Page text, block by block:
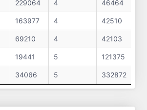
229064 4 46464
163977 4 42510
69210 4 42103
19441 5 121375
34066 5 332872